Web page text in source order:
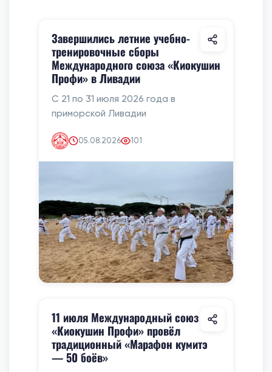
Завершились летние учебно-
тренировочные сборы
Международного союза «Киокушин
Профи» в Ливадии
С 21 по 31 июля 2026 года в
приморской Ливадии
05.08.2026 101
11 июля Международный союз
«Киокушин Профи» провёл
традиционный «Марафон кумитэ
— 50 боёв»